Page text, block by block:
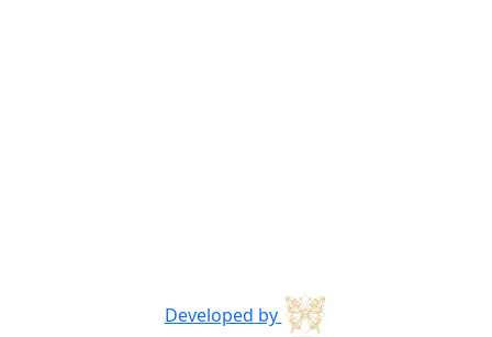
Developed by